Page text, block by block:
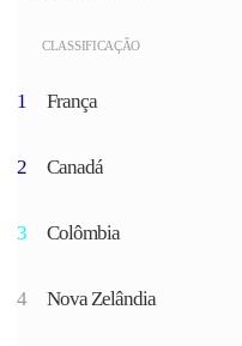
CLASSIFICAÇÃO
1 França
2 Canadá
3 Colômbia
4 Nova Zelândia